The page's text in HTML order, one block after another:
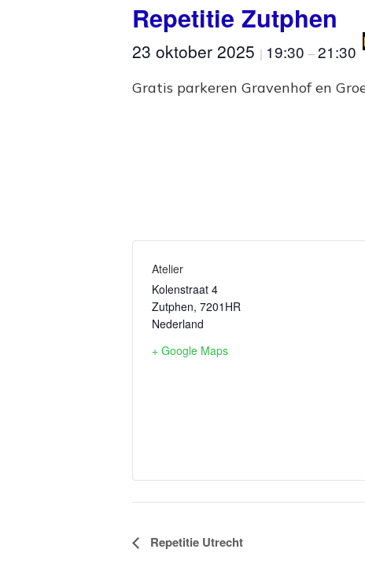
Repetitie Zutphen
23 oktober 2025 | 19:30 –21:30
Gratis parkeren Gravenhof en
Atelier
Kolenstraat 4
Zutphen, 7201HR
Nederland
+ Google Maps
Evenement
Repetitie Utrecht